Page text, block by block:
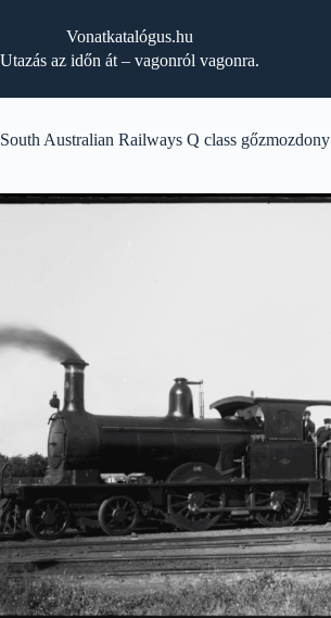
Vonatkatalógus.hu
Utazás az időn át – vagonról vagonra.
South Australian Railways Q class gőzmozdony